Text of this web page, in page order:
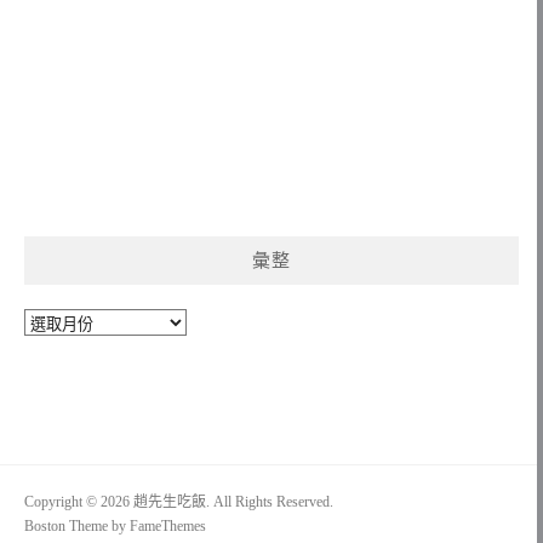
彙整
彙
Copyright © 2026 趙先生吃飯. All Rights Reserved.
Boston Theme by FameThemes